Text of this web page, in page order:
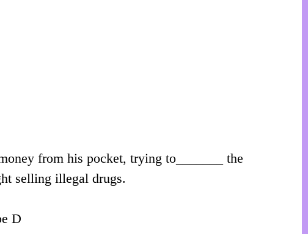
from his pocket, trying to_______ the
selling illegal drugs.
D